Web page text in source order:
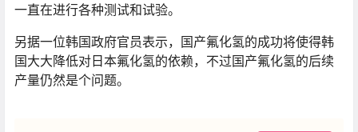
一直在进行各种测试和试验。
另据一位韩国政府官员表示，国产氟化氢的成功将使得韩
国大大降低对日本氟化氢的依赖，不过国产氟化氢的后续
产量仍然是个问题。